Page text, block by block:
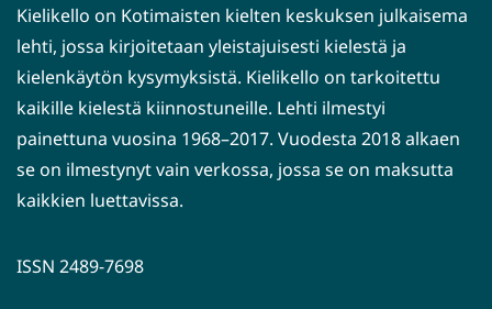
Kielikello on Kotimaisten kielten keskuksen julkaisema
lehti, jossa kirjoitetaan yleistajuisesti kielestä ja
kielenkäytön kysymyksistä. Kielikello on tarkoitettu
kaikille kielestä kiinnostuneille. Lehti ilmestyi
painettuna vuosina 1968–2017. Vuodesta 2018 alkaen
se on ilmestynyt vain verkossa, jossa se on maksutta
kaikkien luettavissa.
ISSN 2489-7698